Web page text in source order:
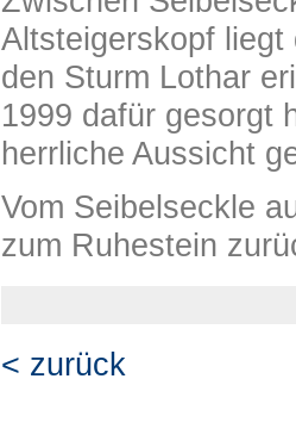
Altsteigerskopf
den Sturm Lothar
1999 dafür gesorgt
herrliche Aussicht
Vom Seibelseckle
zum Ruhestein
< zurück